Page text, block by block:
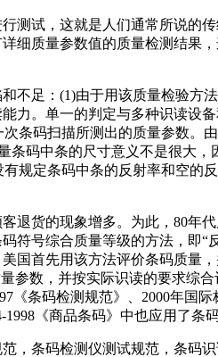
试，这就是人们通常所说的
质量参数值的质量检测结果
足：(1)由于用该质量检验方
。单一的判定与多种识读设
条码扫描所测出的质量参数。
码中条的尺寸意义不是很大
规定条码中条的反射率和空的
退货的现象增多。为此，80年
号综合质量等级的方法，即
首先用该方法评价条码质量
参数，并按实际识读的要求综
条码检测规范》、2000年国
《商品条码》中也应用了条
条码检测仪测试规范，条码